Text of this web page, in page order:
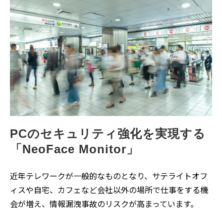
PCのセキュリティ強化を実現する
「NeoFace Monitor」
近年テレワークが一般的なものとなり、サテライトオフ
ィスや自宅、カフェなど会社以外の場所で仕事をする機
会が増え、情報漏洩事故のリスクが高まっています。